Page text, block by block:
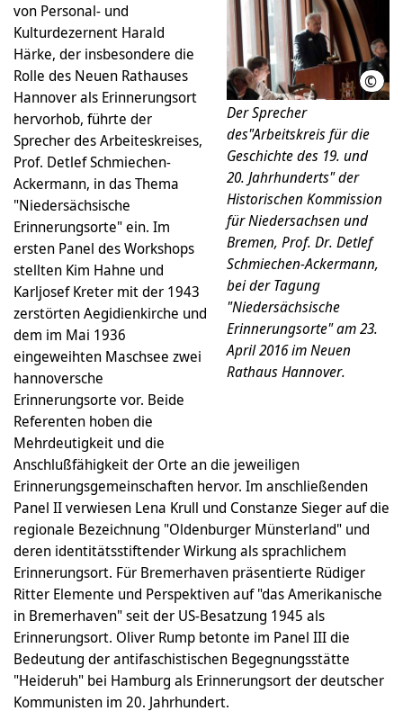
© LHH
Der Sprecher
des"Arbeitskreis für die
Geschichte des 19. und
20. Jahrhunderts" der
Historischen Kommission
für Niedersachsen und
Bremen, Prof. Dr. Detlef
Schmiechen-Ackermann,
bei der Tagung
"Niedersächsische
Erinnerungsorte" am 23.
April 2016 im Neuen
Rathaus Hannover.
von Personal- und
Kulturdezernent Harald
Härke, der insbesondere die
Rolle des Neuen Rathauses
Hannover als Erinnerungsort
hervorhob, führte der
Sprecher des Arbeiteskreises,
Prof. Detlef Schmiechen-
Ackermann, in das Thema
"Niedersächsische
Erinnerungsorte" ein. Im
ersten Panel des Workshops
stellten Kim Hahne und
Karljosef Kreter mit der 1943
zerstörten Aegidienkirche und
dem im Mai 1936
eingeweihten Maschsee zwei
hannoversche
Erinnerungsorte vor. Beide
Referenten hoben die
Mehrdeutigkeit und die
Anschlußfähigkeit der Orte an die jeweiligen
Erinnerungsgemeinschaften hervor. Im anschließenden
Panel II verwiesen Lena Krull und Constanze Sieger auf die
regionale Bezeichnung "Oldenburger Münsterland" und
deren identitätsstiftender Wirkung als sprachlichem
Erinnerungsort. Für Bremerhaven präsentierte Rüdiger
Ritter Elemente und Perspektiven auf "das Amerikanische
in Bremerhaven" seit der US-Besatzung 1945 als
Erinnerungsort. Oliver Rump betonte im Panel III die
Bedeutung der antifaschistischen Begegnungsstätte
"Heideruh" bei Hamburg als Erinnerungsort der deutscher
Kommunisten im 20. Jahrhundert.